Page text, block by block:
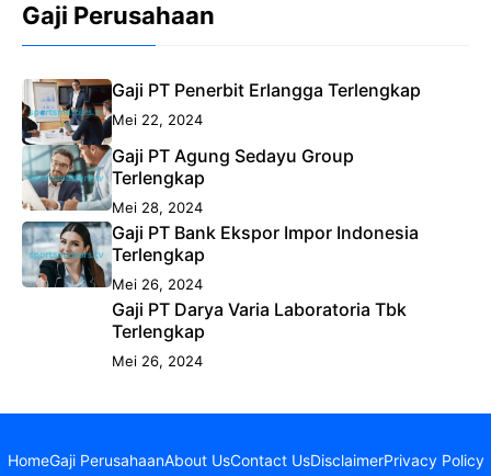
Gaji Perusahaan
Gaji PT Penerbit Erlangga Terlengkap
Mei 22, 2024
Gaji PT Agung Sedayu Group
Terlengkap
Mei 28, 2024
Gaji PT Bank Ekspor Impor Indonesia
Terlengkap
Mei 26, 2024
Gaji PT Darya Varia Laboratoria Tbk
Terlengkap
Mei 26, 2024
HomeGaji PerusahaanAbout UsContact UsDisclaimerPrivacy Policy